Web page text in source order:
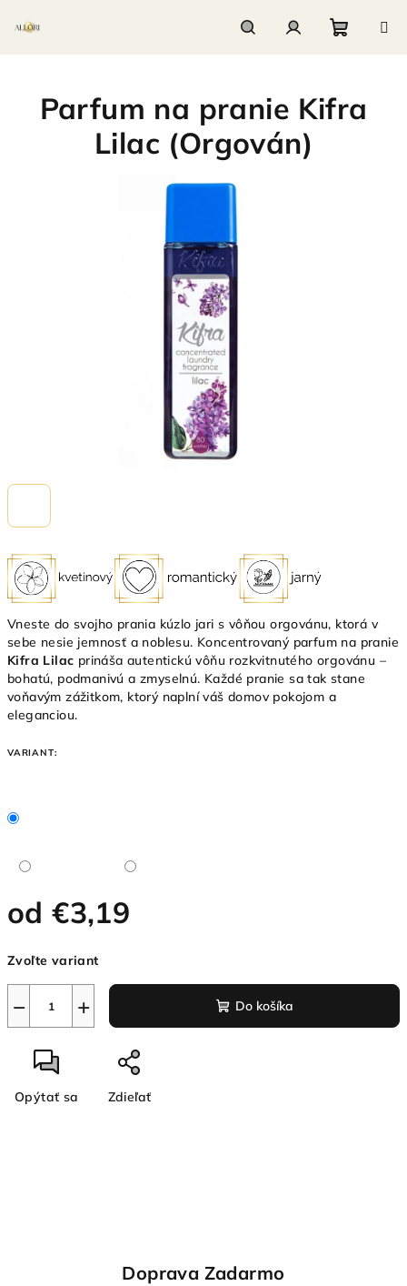
košík
Vneste do svojho prania kúzlo jari s vôňou orgovánu, ktorá v
sebe nesie jemnosť a noblesu. Koncentrovaný parfum na pranie
Kifra Lilac prináša autentickú vôňu rozkvitnutého orgovánu –
bohatú, podmanivú a zmyselnú. Každé pranie sa tak stane
voňavým zážitkom, ktorý naplní váš domov pokojom a
eleganciou.
VARIANT:
od€3,19
cena:
Zvoľte variant
+
− Do košíka
Opýtať sa Zdieľať
Parfum na pranie Kifra
Lilac (Orgován)
Doprava Zadarmo